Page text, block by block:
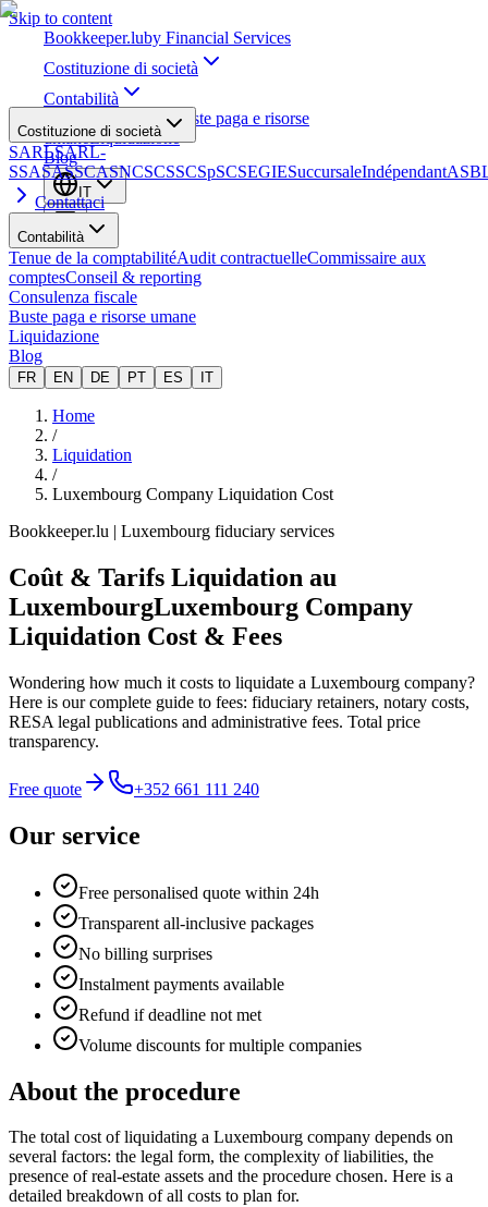
Skip to content
Bookkeeper.luby Financial Services
Costituzione di società
Contabilità
Consulenza fiscale Buste paga e risorse
umaneLiquidazione
Blog
IT
Costituzione di società
SARLSARL-
SSASASSCASNCSCSSCSpSCSEGIESuccursaleIndépendant
Contattaci
Contabilità
Tenue de la comptabilitéAudit contractuelleCommissaire aux
comptesConseil & reporting
Consulenza fiscale
Buste paga e risorse umane
Liquidazione
Blog
FR EN DE PT ES IT
Home
/
Liquidation
/
Luxembourg Company Liquidation Cost
Bookkeeper.lu | Luxembourg fiduciary services
Coût & Tarifs Liquidation au
LuxembourgLuxembourg Company
Liquidation Cost & Fees
Wondering how much it costs to liquidate a Luxembourg company?
Here is our complete guide to fees: fiduciary retainers, notary costs,
RESA legal publications and administrative fees. Total price
transparency.
Free quote +352 661 111 240
Our service
Free personalised quote within 24h
Transparent all-inclusive packages
No billing surprises
Instalment payments available
Refund if deadline not met
Volume discounts for multiple companies
About the procedure
The total cost of liquidating a Luxembourg company depends on
several factors: the legal form, the complexity of liabilities, the
presence of real-estate assets and the procedure chosen. Here is a
detailed breakdown of all costs to plan for.